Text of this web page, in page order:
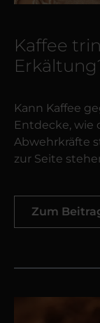
Kaffee
Kann Kaffee
Entdecke, wie
Abwehrkräfte
zur Seite
Zum